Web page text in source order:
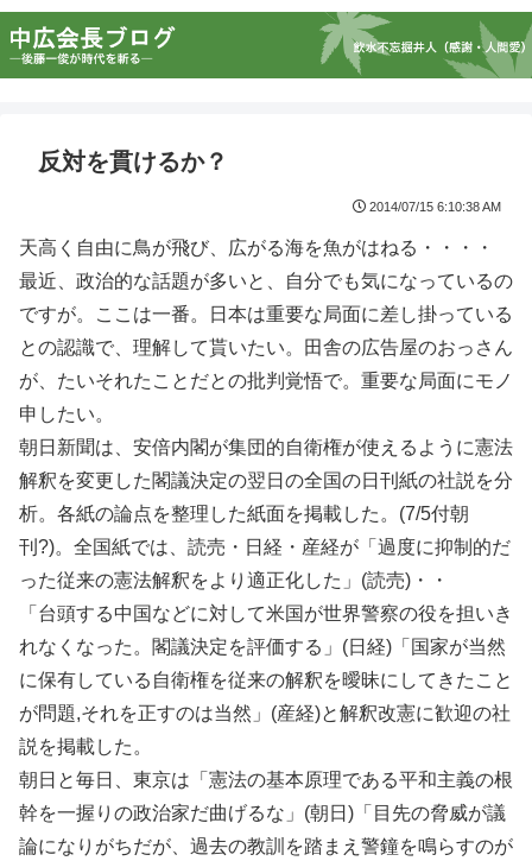
反対を貫けるか？
2014/07/15 6:10:38 AM
天高く自由に鳥が飛び、広がる海を魚がはねる・・・・
最近、政治的な話題が多いと、自分でも気になっているの
ですが。ここは一番。日本は重要な局面に差し掛っている
との認識で、理解して貰いたい。田舎の広告屋のおっさん
が、たいそれたことだとの批判覚悟で。重要な局面にモノ
申したい。
朝日新聞は、安倍内閣が集団的自衛権が使えるように憲法
解釈を変更した閣議決定の翌日の全国の日刊紙の社説を分
析。各紙の論点を整理した紙面を掲載した。(7/5付朝
刊?)。全国紙では、読売・日経・産経が「過度に抑制的だ
った従来の憲法解釈をより適正化した」(読売)・・
「台頭する中国などに対して米国が世界警察の役を担いき
れなくなった。閣議決定を評価する」(日経)「国家が当然
に保有している自衛権を従来の解釈を曖昧にしてきたこと
が問題,それを正すのは当然」(産経)と解釈改憲に歓迎の社
説を掲載した。
朝日と毎日、東京は「憲法の基本原理である平和主義の根
幹を一握りの政治家だ曲げるな」(朝日)「目先の脅威が議
論になりがちだが、過去の教訓を踏まえ警鐘を鳴らすのが